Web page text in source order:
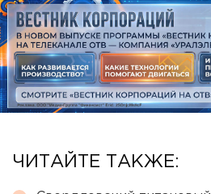
ЧИТАЙТЕ ТАКЖЕ: